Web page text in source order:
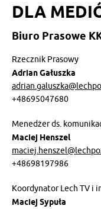
DLA
Biuro Prasowe
Rzecznik Prasowy
Adrian Gałuszka
+48695047680
Menedżer ds.
Maciej Henszel
+48698197986
Koordynator Lech TV i
Maciej Sypuła